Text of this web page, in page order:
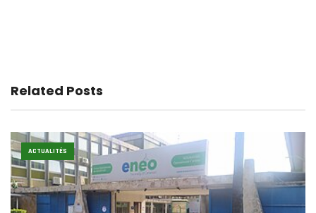
Related Posts
ACTUALITÉS